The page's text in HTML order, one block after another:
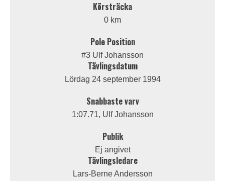
Körsträcka
0 km
Pole Position
#3 Ulf Johansson
Tävlingsdatum
Lördag 24 september 1994
Snabbaste varv
1:07.71, Ulf Johansson
Publik
Ej angivet
Tävlingsledare
Lars-Berne Andersson